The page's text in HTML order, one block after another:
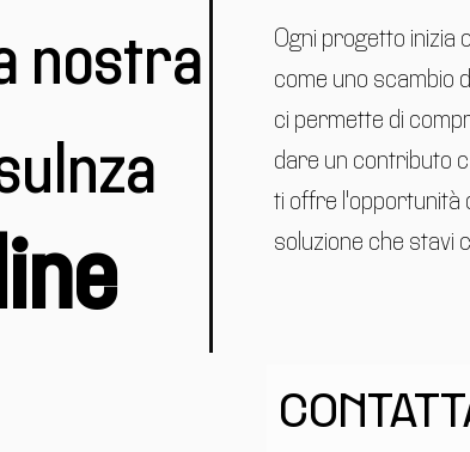
nostra
Ogni progetto inizia
come uno scambio
ci permette di
dare un contributo
ti offre l'opportunità
soluzione che stavi